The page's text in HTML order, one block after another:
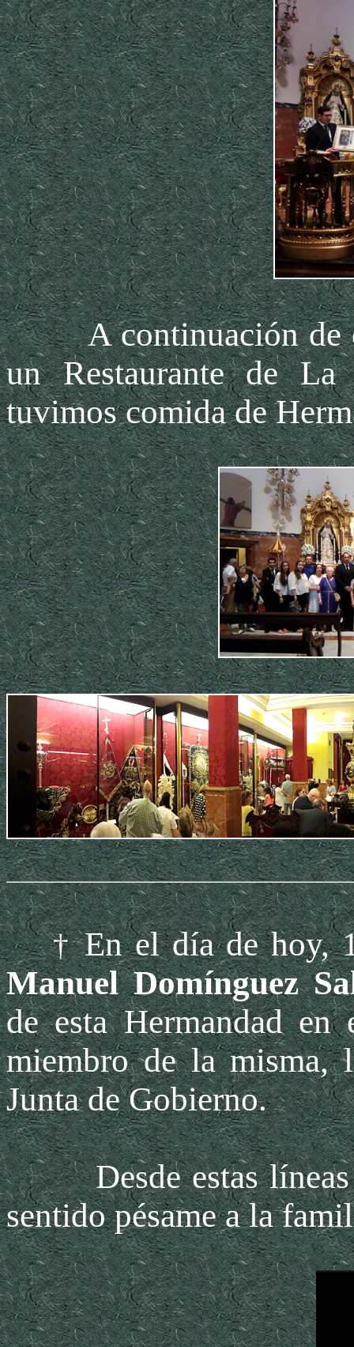
A continuación de
un Restaurante de
tuvimos comida de
† En el día de hoy,
Manuel Domínguez
de esta Hermandad
miembro de la misma,
Junta de Gobierno.
Desde estas líneas
sentido pésame a la